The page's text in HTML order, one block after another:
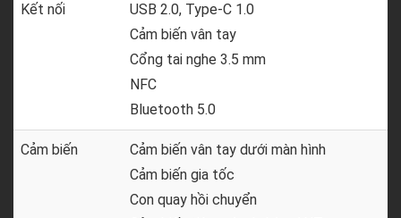
Kết nối
USB 2.0, Type-C 1.0
Cảm biến vân tay
Cổng tai nghe 3.5 mm
NFC
Bluetooth 5.0
Cảm biến
Cảm biến vân tay dưới màn hình
Cảm biến gia tốc
Con quay hồi chuyển